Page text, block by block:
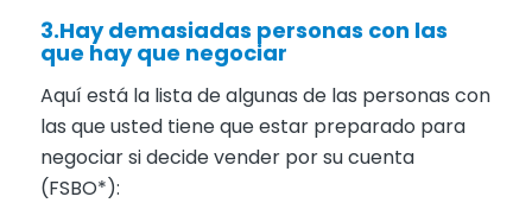
3.Hay demasiadas personas con las
que hay que negociar
Aquí está la lista de algunas de las personas con
las que usted tiene que estar preparado para
negociar si decide vender por su cuenta
(FSBO*):